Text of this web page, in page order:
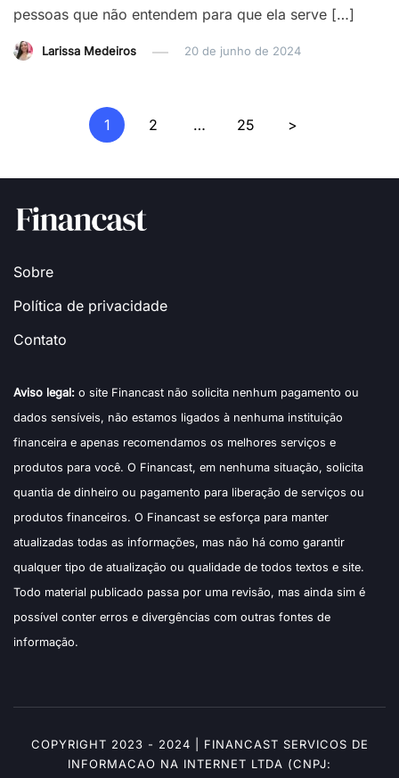
pessoas que não entendem para que ela serve […]
Larissa Medeiros 20 de junho de 2024
Navegação
posts
1 2 … 25 >
Sobre
Política de privacidade
Contato
Aviso legal: o site Financast não solicita nenhum pagamento ou
dados sensíveis, não estamos ligados à nenhuma instituição
financeira e apenas recomendamos os melhores serviços e
produtos para você. O Financast, em nenhuma situação, solicita
quantia de dinheiro ou pagamento para liberação de serviços ou
produtos financeiros. O Financast se esforça para manter
atualizadas todas as informações, mas não há como garantir
qualquer tipo de atualização ou qualidade de todos textos e site.
Todo material publicado passa por uma revisão, mas ainda sim é
possível conter erros e divergências com outras fontes de
informação.
COPYRIGHT 2023 - 2024 | FINANCAST SERVICOS DE
INFORMACAO NA INTERNET LTDA (CNPJ: